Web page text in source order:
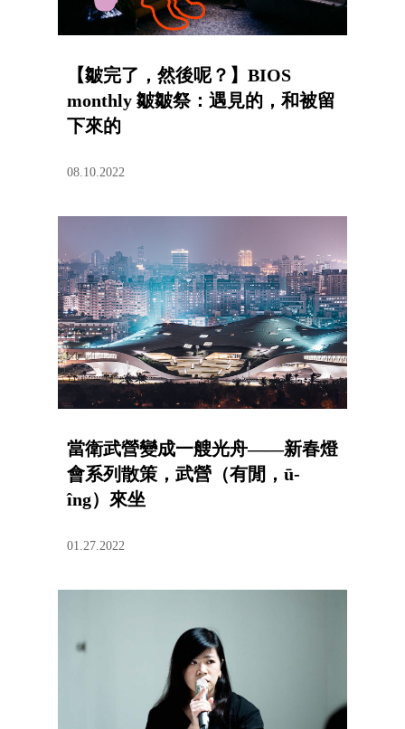
【皺完了，然後呢？】BIOS
monthly 皺皺祭：遇見的，和被留
下來的
08.10.2022
當衛武營變成一艘光舟——新春燈
會系列散策，武營（有閒，ū-
îng）來坐
01.27.2022